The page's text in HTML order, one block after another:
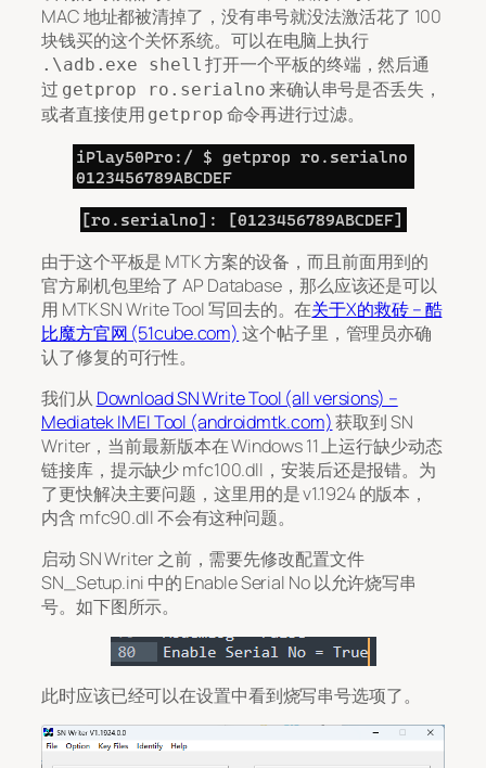
MAC 地址都被清掉了，没有串号就没法激活花了 100
块钱买的这个关怀系统。可以在电脑上执行
.\adb.exe shell 打开一个平板的终端，然后通
过 getprop ro.serialno 来确认串号是否丢失，
或者直接使用 getprop 命令再进行过滤。
由于这个平板是 MTK 方案的设备，而且前面用到的
官方刷机包里给了 AP Database，那么应该还是可以
用 MTK SN Write Tool 写回去的。在关于X的救砖 – 酷
比魔方官网 (51cube.com) 这个帖子里，管理员亦确
认了修复的可行性。
我们从 Download SN Write Tool (all versions) –
Mediatek IMEI Tool (androidmtk.com)获取到 SN
Writer，当前最新版本在 Windows 11 上运行缺少动态
链接库，提示缺少 mfc100.dll，安装后还是报错。为
了更快解决主要问题，这里用的是 v1.1924 的版本，
内含 mfc90.dll 不会有这种问题。
启动 SN Writer 之前，需要先修改配置文件
SN_Setup.ini 中的 Enable Serial No 以允许烧写串
号。如下图所示。
此时应该已经可以在设置中看到烧写串号选项了。